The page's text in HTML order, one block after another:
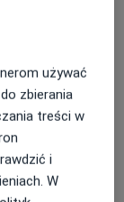
używać
zbierania
treści w
i
W